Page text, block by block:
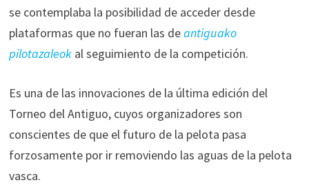
se contemplaba la posibilidad de acceder desde
plataformas que no fueran las deantiguako
pilotazaleok al seguimiento de la competición.
Es una de las innovaciones de la última edición del
Torneo del Antiguo, cuyos organizadores son
conscientes de que el futuro de la pelota pasa
forzosamente por ir removiendo las aguas de la pelota
vasca.